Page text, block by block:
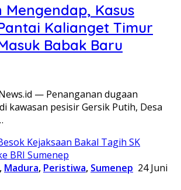
Mengendap, Kasus
Kalianget Timur
Babak Baru
— Penanganan dugaan
kawasan pesisir Gersik Putih, Desa
, Madura, Peristiwa, Sumenep 24 Juni